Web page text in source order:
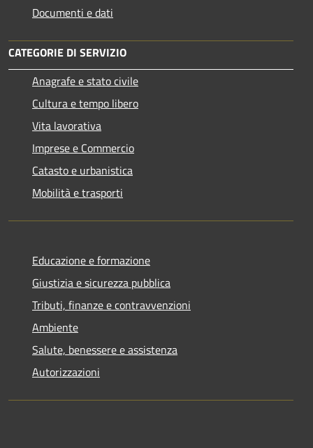
Documenti e dati
CATEGORIE DI SERVIZIO
Anagrafe e stato civile
Cultura e tempo libero
Vita lavorativa
Imprese e Commercio
Catasto e urbanistica
Mobilità e trasporti
Educazione e formazione
Giustizia e sicurezza pubblica
Tributi, finanze e contravvenzioni
Ambiente
Salute, benessere e assistenza
Autorizzazioni